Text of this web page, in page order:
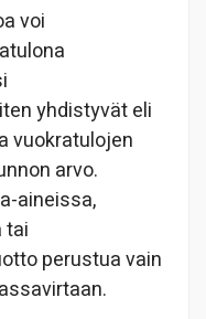
voi
yhdistyvät eli
vuokratulojen
arvo.
aineissa,
tai
perustua vain